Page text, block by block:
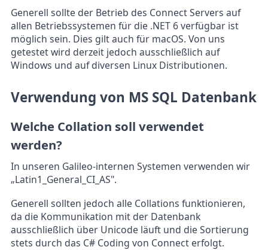
Generell sollte der Betrieb des Connect Servers auf
allen Betriebssystemen für die .NET 6 verfügbar ist
möglich sein. Dies gilt auch für macOS. Von uns
getestet wird derzeit jedoch ausschließlich auf
Windows und auf diversen Linux Distributionen.
Verwendung von MS SQL Datenbank
Welche Collation soll verwendet
werden?
In unseren Galileo-internen Systemen verwenden wir
„Latin1_General_CI_AS".
Generell sollten jedoch alle Collations funktionieren,
da die Kommunikation mit der Datenbank
ausschließlich über Unicode läuft und die Sortierung
stets durch das C# Coding von Connect erfolgt.